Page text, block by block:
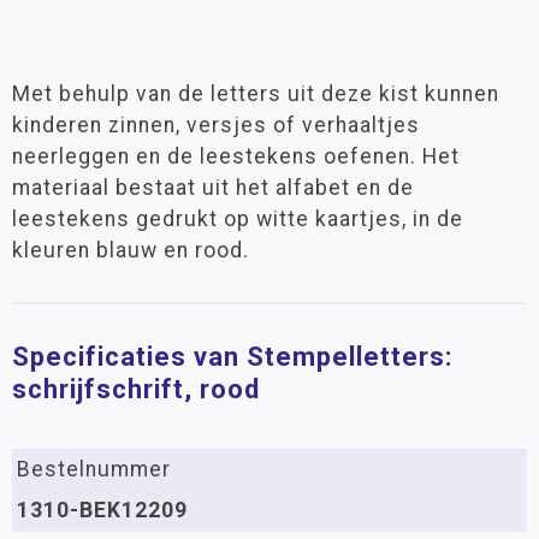
Met behulp van de letters uit deze kist kunnen
kinderen zinnen, versjes of verhaaltjes
neerleggen en de leestekens oefenen. Het
materiaal bestaat uit het alfabet en de
leestekens gedrukt op witte kaartjes, in de
kleuren blauw en rood.
Specificaties van Stempelletters:
schrijfschrift, rood
Bestelnummer
1310-BEK12209